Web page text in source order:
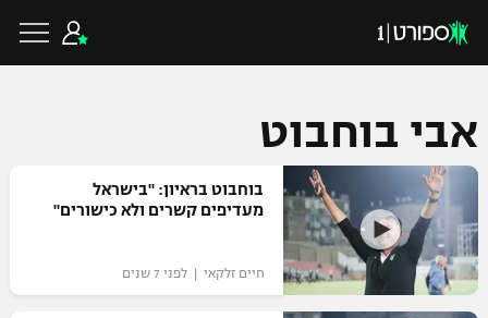
כדורגל ישראלי
ליגת העל
כדורגל עולמי
אבי בוחבוט
בוחבוט בראיון: "בישראל
מעדיפים קשרים ולא כישורים"
חיים זלקאי | לפני 7 שנים